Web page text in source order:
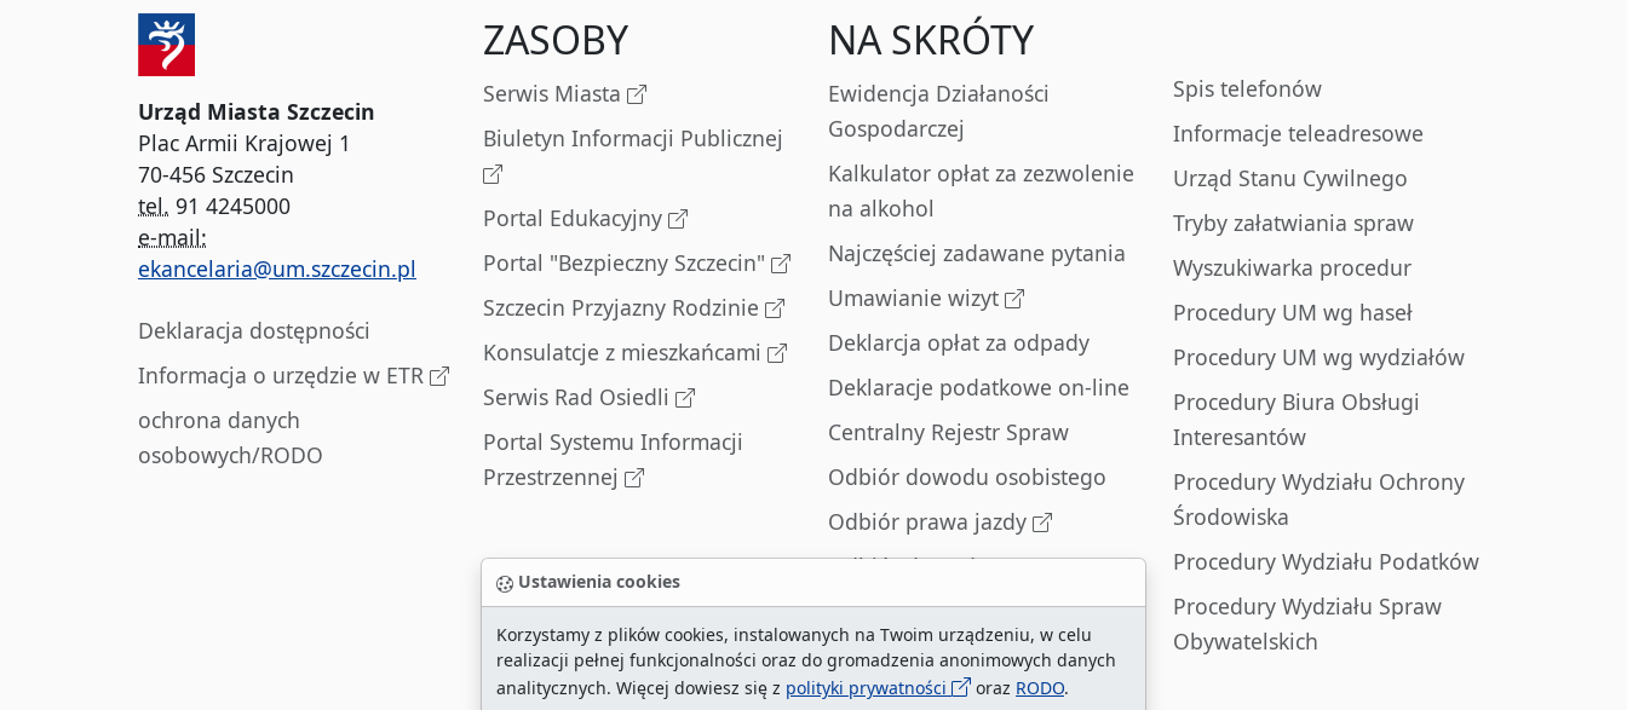
Ustawienia cookies
Korzystamy z plików cookies, instalowanych na Twoim urządzeniu, w celu
realizacji pełnej funkcjonalności oraz do gromadzenia anonimowych danych
analitycznych. Więcej dowiesz się z polityki prywatności oraz RODO.
Urząd Miasta Szczecin
Plac Armii Krajowej 1
70-456 Szczecin
tel. 91 4245000
e-mail:
ekancelaria@um.szczecin.pl
Deklaracja dostępności
Informacja o urzędzie w ETR
ochrona danych
osobowych/RODO
ZASOBY
Serwis Miasta
Biuletyn Informacji Publicznej
Portal Edukacyjny
Portal "Bezpieczny Szczecin"
Szczecin Przyjazny Rodzinie
Konsulatcje z mieszkańcami
Serwis Rad Osiedli
Portal Systemu Informacji
Przestrzennej
NA SKRÓTY
Ewidencja Działaności
Gospodarczej
Kalkulator opłat za zezwolenie
na alkohol
Najczęściej zadawane pytania
Umawianie wizyt
Deklarcja opłat za odpady
Deklaracje podatkowe on-line
Centralny Rejestr Spraw
Odbiór dowodu osobistego
Odbiór prawa jazdy
Odbiór dowodu
rejestracyjnego
Zatrzymane dowody
rejestracyjne
Spis telefonów
Informacje teleadresowe
Urząd Stanu Cywilnego
Tryby załatwiania spraw
Wyszukiwarka procedur
Procedury UM wg haseł
Procedury UM wg wydziałów
Procedury Biura Obsługi
Interesantów
Procedury Wydziału Ochrony
Środowiska
Procedury Wydziału Podatków
Procedury Wydziału Spraw
Obywatelskich